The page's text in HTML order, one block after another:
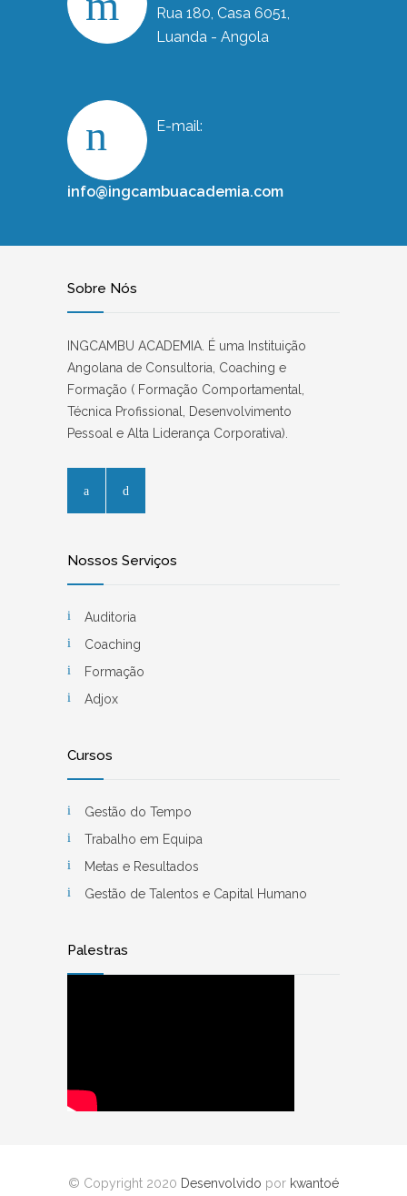
Rua 180, Casa 6051,
Luanda - Angola
E-mail:
info@ingcambuacademia.com
Sobre Nós
INGCAMBU ACADEMIA. É uma Instituição
Angolana de Consultoria, Coaching e
Formação ( Formação Comportamental,
Técnica Profissional, Desenvolvimento
Pessoal e Alta Liderança Corporativa).
Nossos Serviços
Auditoria
Coaching
Formação
Adjox
Cursos
Gestão do Tempo
Trabalho em Equipa
Metas e Resultados
Gestão de Talentos e Capital Humano
Palestras
© Copyright 2020 Desenvolvido por kwantoé